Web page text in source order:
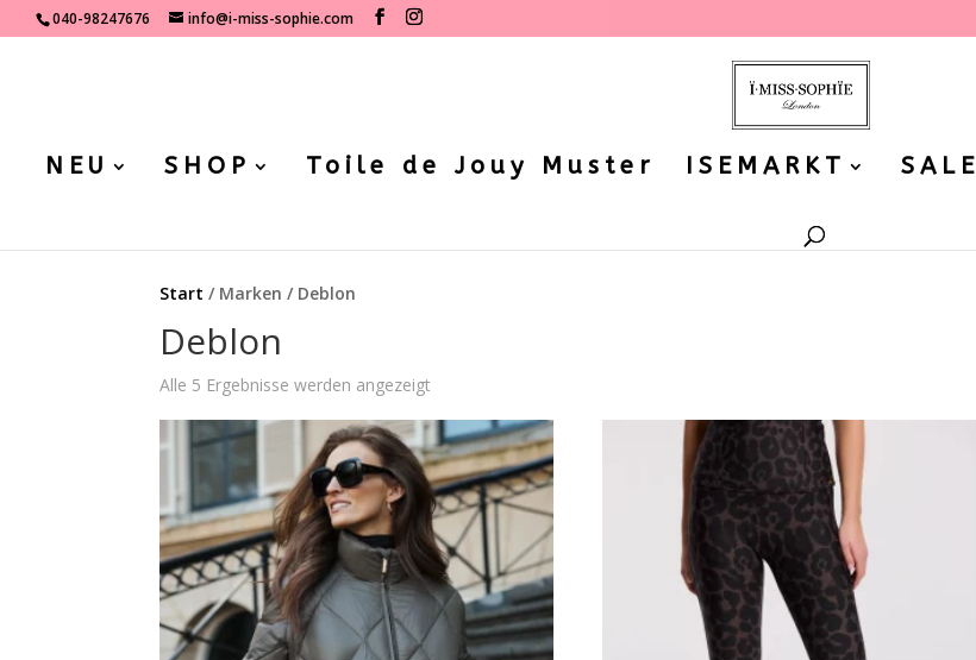
040-98247676 info@i-miss-sophie.com
NEU SHOP Toile de Jouy Muster ISEMARKT SALE
Start / Marken / Deblon
Deblon
Alle 5 Ergebnisse werden angezeigt
sortiert